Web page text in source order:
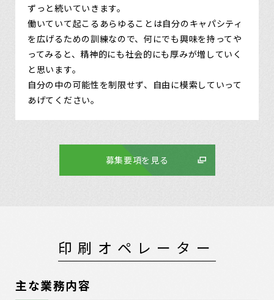
ずっと続いていきます。
働いていて起こるあらゆることは自分のキャパシティ
を広げるための訓練なので、何にでも興味を持ってや
ってみると、精神的にも社会的にも厚みが増していく
と思います。
自分の中の可能性を制限せず、自由に模索していって
あげてください。
募集要項を見る
印刷オペレーター
主な業務内容